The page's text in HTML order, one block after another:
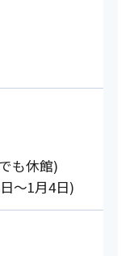
も休館)
1月4日)